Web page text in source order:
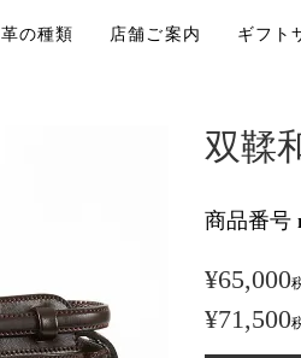
革の種類 店舗ご案内 ギフト
双鞣
商品番号
¥65,000
¥71,500